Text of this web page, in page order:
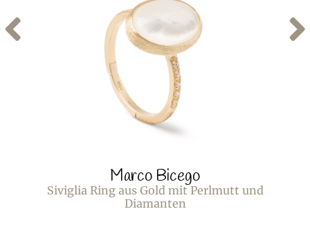
Marco Bicego
Siviglia Ring aus Gold mit Perlmutt und
Diamanten